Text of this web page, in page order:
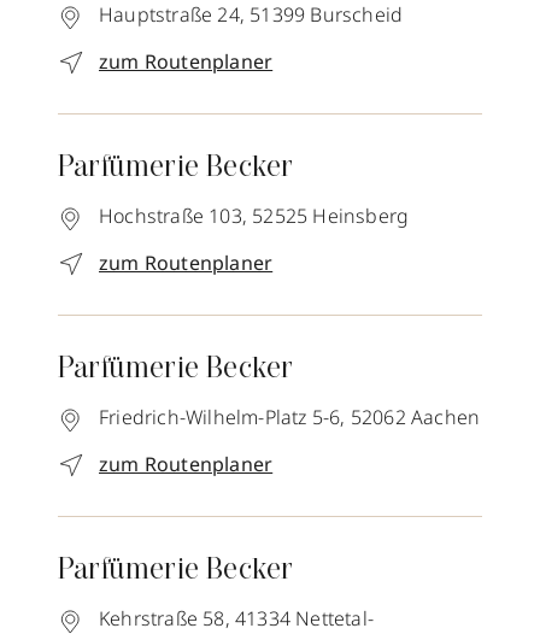
Hauptstraße 24, 51399 Burscheid
zum Routenplaner
Parfümerie Becker
Hochstraße 103, 52525 Heinsberg
zum Routenplaner
Parfümerie Becker
Friedrich-Wilhelm-Platz 5-6, 52062 Aachen
zum Routenplaner
Parfümerie Becker
Kehrstraße 58, 41334 Nettetal-